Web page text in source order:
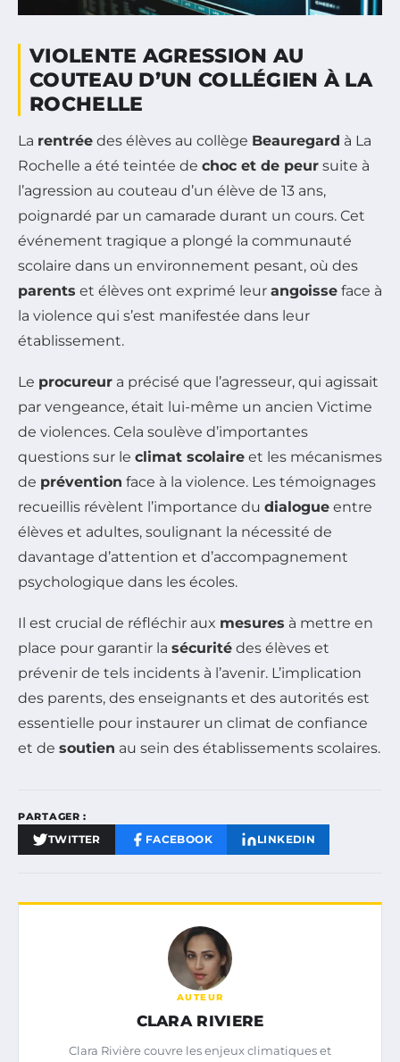
VIOLENTE AGRESSION AU
COUTEAU D’UN COLLÉGIEN À LA
ROCHELLE
La rentrée des élèves au collège Beauregard à La
Rochelle a été teintée de choc et de peur suite à
l’agression au couteau d’un élève de 13 ans,
poignardé par un camarade durant un cours. Cet
événement tragique a plongé la communauté
scolaire dans un environnement pesant, où des
parents et élèves ont exprimé leur angoisse face à
la violence qui s’est manifestée dans leur
établissement.
Le procureur a précisé que l’agresseur, qui agissait
par vengeance, était lui-même un ancien Victime
de violences. Cela soulève d’importantes
questions sur le climat scolaire et les mécanismes
de prévention face à la violence. Les témoignages
recueillis révèlent l’importance du dialogue entre
élèves et adultes, soulignant la nécessité de
davantage d’attention et d’accompagnement
psychologique dans les écoles.
Il est crucial de réfléchir aux mesures à mettre en
place pour garantir la sécurité des élèves et
prévenir de tels incidents à l’avenir. L’implication
des parents, des enseignants et des autorités est
essentielle pour instaurer un climat de confiance
et de soutien au sein des établissements scolaires.
PARTAGER :
TWITTER FACEBOOK LINKEDIN
AUTEUR
CLARA RIVIERE
Clara Rivière couvre les enjeux climatiques et